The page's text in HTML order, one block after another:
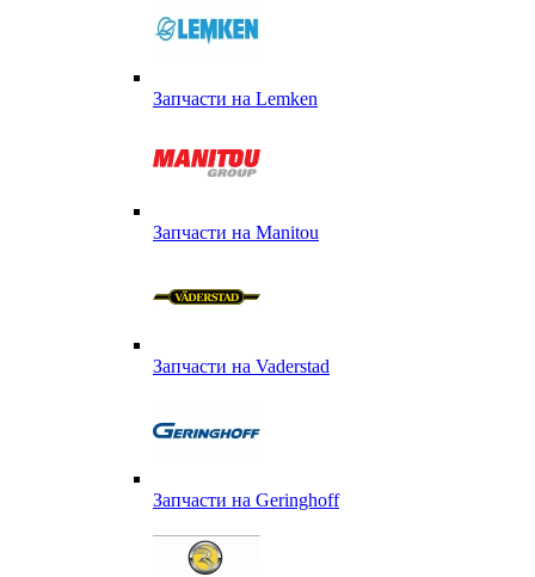
Запчасти на Lemken
Запчасти на Manitou
Запчасти на Vaderstad
Запчасти на Geringhoff